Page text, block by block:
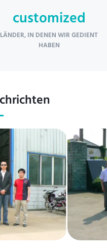
customized
LÄNDER, IN DENEN WIR GEDIENT
HABEN